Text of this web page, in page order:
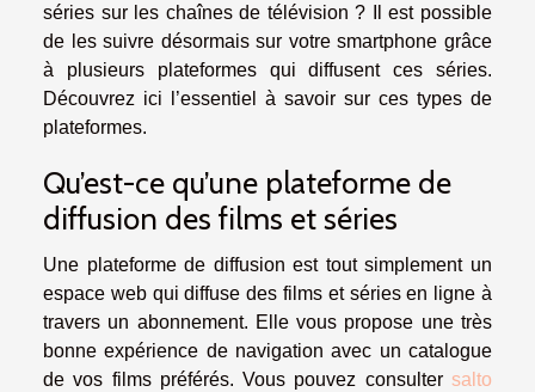
séries sur les chaînes de télévision ? Il est possible
de les suivre désormais sur votre smartphone grâce
à plusieurs plateformes qui diffusent ces séries.
Découvrez ici l’essentiel à savoir sur ces types de
plateformes.
Qu’est-ce qu’une plateforme de
diffusion des films et séries
Une plateforme de diffusion est tout simplement un
espace web qui diffuse des films et séries en ligne à
travers un abonnement. Elle vous propose une très
bonne expérience de navigation avec un catalogue
de vos films préférés. Vous pouvez consulter salto